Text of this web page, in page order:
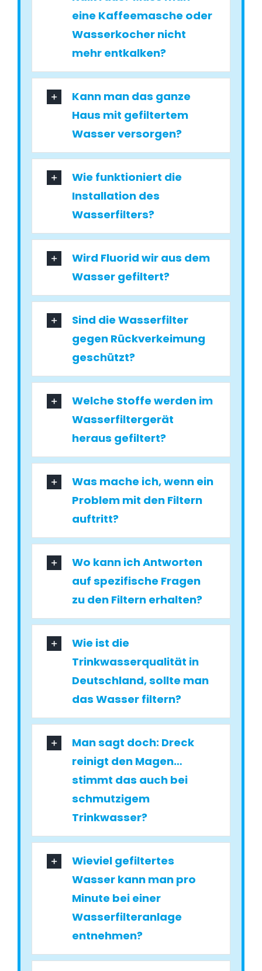
eine Kaffeemasche oder
Wasserkocher nicht
mehr entkalken?
Kann man das ganze
Haus mit gefiltertem
Wasser versorgen?
Wie funktioniert die
Installation des
Wasserfilters?
Wird Fluorid wir aus dem
Wasser gefiltert?
Sind die Wasserfilter
gegen Rückverkeimung
geschützt?
Welche Stoffe werden im
Wasserfiltergerät
heraus gefiltert?
Was mache ich, wenn ein
Problem mit den Filtern
auftritt?
Wo kann ich Antworten
auf spezifische Fragen
zu den Filtern erhalten?
Wie ist die
Trinkwasserqualität in
Deutschland, sollte man
das Wasser filtern?
Man sagt doch: Dreck
reinigt den Magen…
stimmt das auch bei
schmutzigem
Trinkwasser?
Wieviel gefiltertes
Wasser kann man pro
Minute bei einer
Wasserfilteranlage
entnehmen?